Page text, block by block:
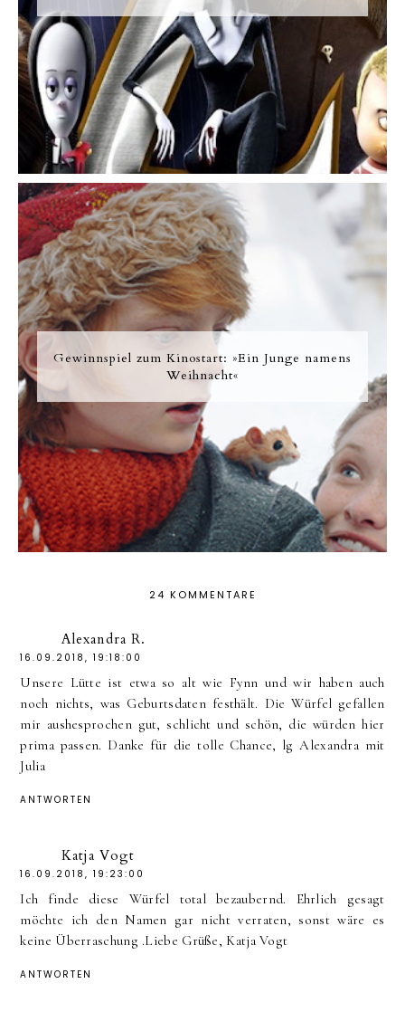
Gewinnspiel zum Kinostart: »Ein Junge namens
Weihnacht«
24 KOMMENTARE
Alexandra R.
16.09.2018, 19:18:00
Unsere Lütte ist etwa so alt wie Fynn und wir haben auch
noch nichts, was Geburtsdaten festhält. Die Würfel gefallen
mir aushesprochen gut, schlicht und schön, die würden hier
prima passen. Danke für die tolle Chance, lg Alexandra mit
Julia
ANTWORTEN
Katja Vogt
16.09.2018, 19:23:00
Ich finde diese Würfel total bezaubernd. Ehrlich gesagt
möchte ich den Namen gar nicht verraten, sonst wäre es
keine Überraschung .Liebe Grüße, Katja Vogt
ANTWORTEN